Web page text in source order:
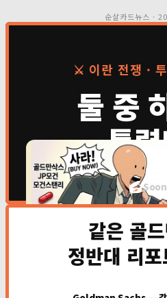
순살카드뉴스 ·
⚔️ 이란 전쟁 ·
둘 중
틀
같은 골
정반대 리